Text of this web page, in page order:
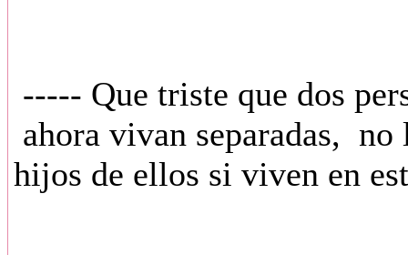
----- Que triste que dos
ahora vivan separadas,
hijos de ellos si viven en